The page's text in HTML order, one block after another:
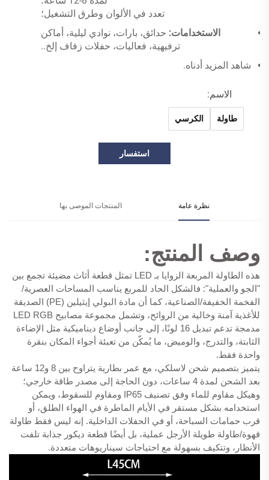
تعدد في الألوان وطرق التشغيل؛
الاستخدامات: حدائق، بارات، نوادي ليلية، أماكن
ترفيهية، فعاليات، حفلات زفاف إلخ..
شاهد المزيد أدناه.
الاسم:
طاولة الكرسي
استفسار
نظرة عامة المنتجات الموصى بها
وصف المنتج:
هذه الطاولة المربعة الزوايا بـ LED تمثل قطعة أثاث مضيئة تجمع بين
"الجو والعملية": فالشكل الحاد للمربع يناسب المساحات العصرية/
الفخمة الخفيفة/الصناعية، كما أن مادة البولي إيثيلين (PE) الصديقة
للأغذية آمنة وخالية من الروائح، وتشمل مجموعة مصابيح LED RGB
مدمجة تدعم تبديل 16 لونًا، إلى جانب أوضاع ديناميكية مثل الإضاءة
الثابتة، والتدرج، والوميض، ما يُمكّن من تعبئة أجواء المكان بنقرة
واحدة فقط.
يتميز بتصميم شحن لاسلكي، مع عمر بطارية يتراوح بين 8 و12 ساعة
بعد الشحن لمدة 4 ساعات، دون الحاجة إلى مصدر طاقة خارجي؛
وهيكل مقاوم للماء وفق تصنيف IP65 ومقاوم للسقوط، ويمكن
استخدامه بشكل مستقر في الأيام الماطرة في الهواء الطلق، أو
قرب حمامات السباحة، أو في الحفلات الداخلية. إنه ليس فقط طاولة
قهوة/طاولة طويلة الأرجل عملية، بل أيضًا قطعة ديكور جذابة تلفت
الأنظار، وتتكيف بسهولة مع احتياجات سيناريوهات متعددة.